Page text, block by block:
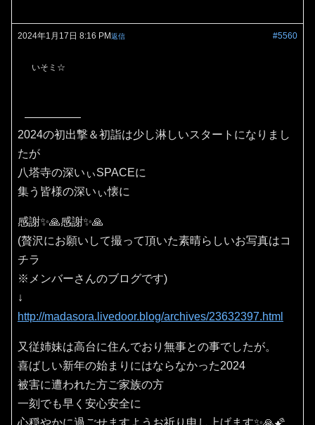
2024年1月17日 8:16 PM #5560
返信
いそミ☆
2024の初出撃＆初詣は少し淋しいスタートになりまし
たが
八塔寺の深いぃSPACEに
集う皆様の深いぃ懐に
感謝✨🙏感謝✨🙏
(贅沢にお願いして撮って頂いた素晴らしいお写真はコ
チラ
※メンバーさんのブログです)
↓
http://madasora.livedoor.blog/archives/23632397.html
又従姉妹は高台に住んでおり無事との事でしたが。
喜ばしい新年の始まりにはならなかった2024
被害に遭われた方ご家族の方
一刻でも早く安心安全に